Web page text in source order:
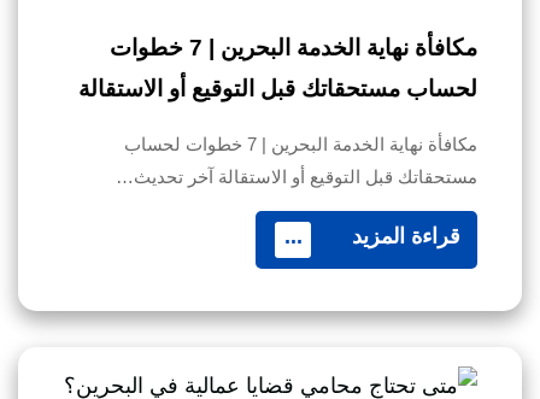
مكافأة نهاية الخدمة البحرين | 7 خطوات
لحساب مستحقاتك قبل التوقيع أو الاستقالة
مكافأة نهاية الخدمة البحرين | 7 خطوات لحساب
مستحقاتك قبل التوقيع أو الاستقالة آخر تحديث…
قراءة المزيد ...